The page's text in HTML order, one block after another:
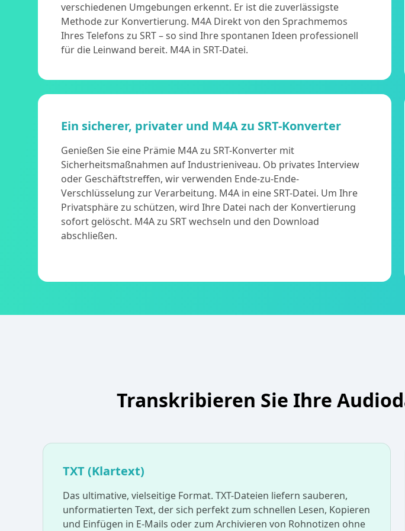
verschiedenen Umgebungen erkennt. Er ist die zuverlässigste
Methode zur Konvertierung. M4A Direkt von den Sprachmemos
Ihres Telefons zu SRT – so sind Ihre spontanen Ideen professionell
für die Leinwand bereit. M4A in SRT-Datei.
Ein sicherer, privater und M4A zu SRT-Konverter
Genießen Sie eine Prämie M4A zu SRT-Konverter mit
Sicherheitsmaßnahmen auf Industrieniveau. Ob privates Interview
oder Geschäftstreffen, wir verwenden Ende-zu-Ende-
Verschlüsselung zur Verarbeitung. M4A in eine SRT-Datei. Um Ihre
Privatsphäre zu schützen, wird Ihre Datei nach der Konvertierung
sofort gelöscht. M4A zu SRT wechseln und den Download
abschließen.
Transkribieren Sie Ihre
TXT (Klartext)
Das ultimative, vielseitige Format. TXT-Dateien liefern sauberen,
unformatierten Text, der sich perfekt zum schnellen Lesen, Kopieren
und Einfügen in E-Mails oder zum Archivieren von Rohnotizen ohne